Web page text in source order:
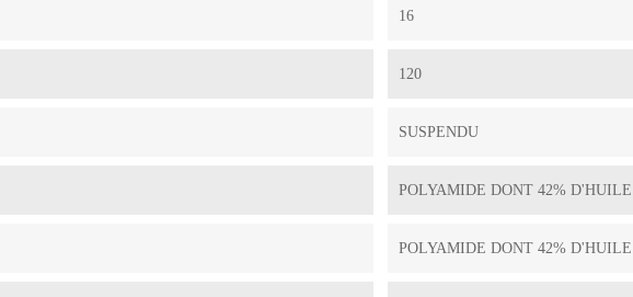
16
120
SUSPENDU
POLYAMIDE DONT 42%
POLYAMIDE DONT 42%